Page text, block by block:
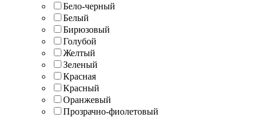
Бело-черный
Белый
Бирюзовый
Голубой
Желтый
Зеленый
Красная
Красный
Оранжевый
Прозрачно-фиолетовый